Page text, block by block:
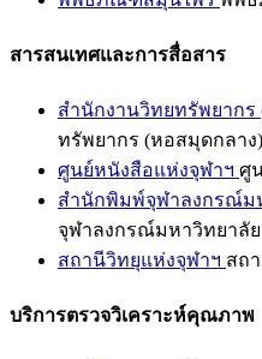
สารสนเทศและการสื่อสาร
สำนักงานวิทยทรัพยากร
ทรัพยากร (หอสมุดกลาง)
ศูนย์หนังสือแห่งจุฬาฯ ศู
สำนักพิมพ์จุฬาลงกรณ์ม
จุฬาลงกรณ์มหาวิทยาลัย
สถานีวิทยุแห่งจุฬาฯ สถ
บริการตรวจวิเคราะห์คุณภาพ